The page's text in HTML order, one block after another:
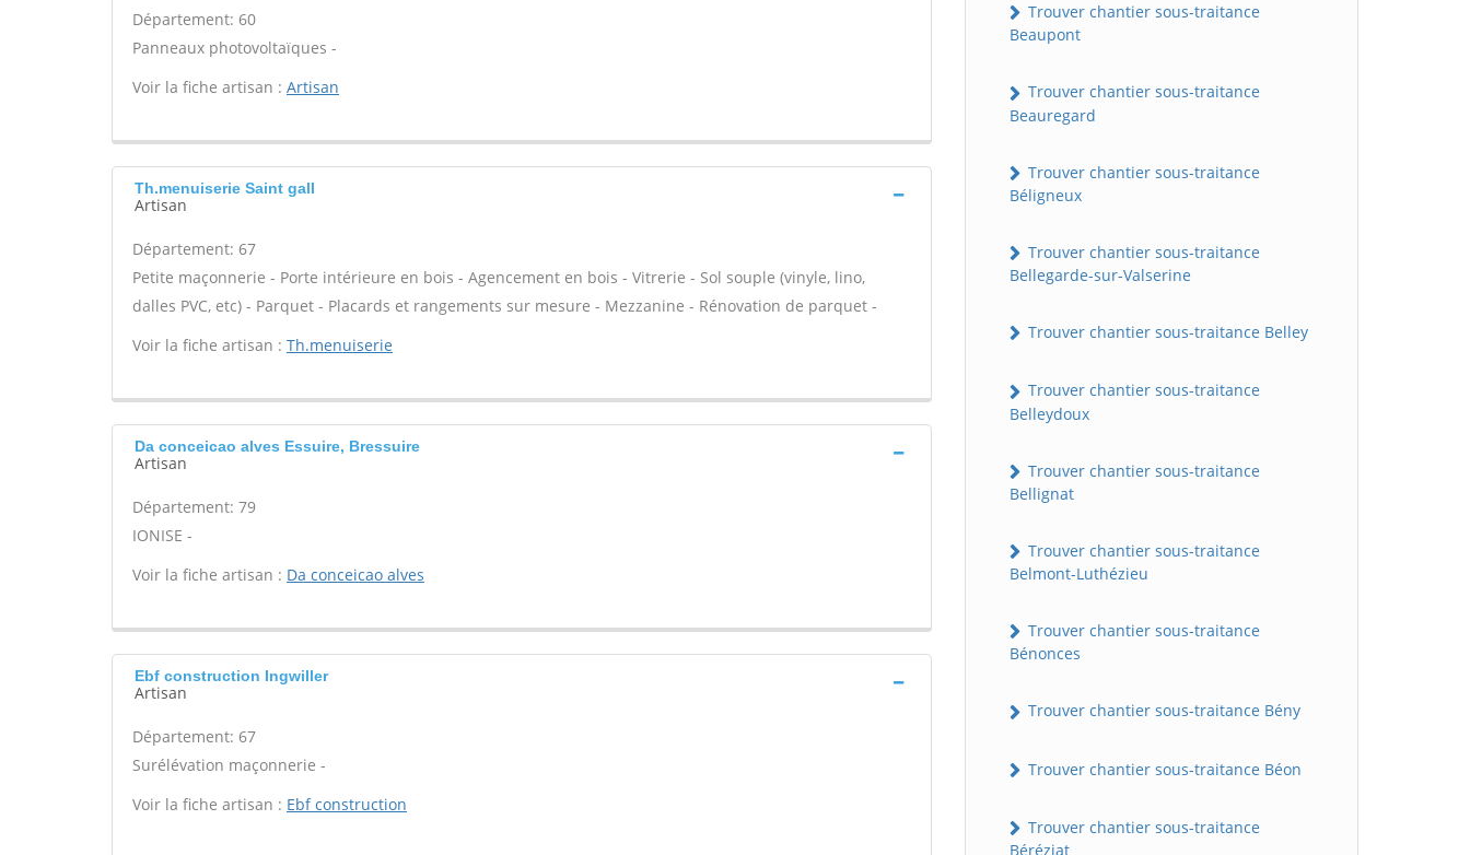
Département: 60
Panneaux photovoltaïques -
Voir la fiche artisan : Artisan
Th.menuiserie Saint gall
Artisan
Département: 67
Petite maçonnerie - Porte intérieure en bois - Agencement en bois - Vitrerie - Sol souple (vinyle, lino,
dalles PVC, etc) - Parquet - Placards et rangements sur mesure - Mezzanine - Rénovation de parquet -
Voir la fiche artisan : Th.menuiserie
Da conceicao alves Essuire, Bressuire
Artisan
Département: 79
IONISE -
Voir la fiche artisan : Da conceicao alves
Ebf construction Ingwiller
Artisan
Département: 67
Surélévation maçonnerie -
Voir la fiche artisan : Ebf construction
Trouver chantier sous-traitance
Beaupont
Trouver chantier sous-traitance
Beauregard
Trouver chantier sous-traitance
Béligneux
Trouver chantier sous-traitance
Bellegarde-sur-Valserine
Trouver chantier sous-traitance Belley
Trouver chantier sous-traitance
Belleydoux
Trouver chantier sous-traitance
Bellignat
Trouver chantier sous-traitance
Belmont-Luthézieu
Trouver chantier sous-traitance
Bénonces
Trouver chantier sous-traitance Bény
Trouver chantier sous-traitance Béon
Trouver chantier sous-traitance
Béréziat